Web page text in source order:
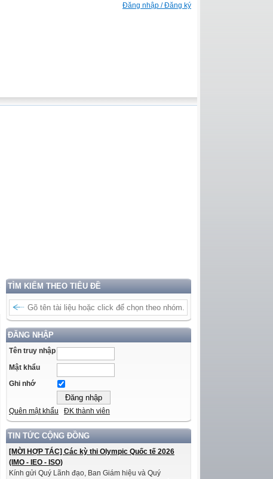
Đăng nhập / Đăng ký
TÌM KIẾM THEO TIÊU ĐỀ
ĐĂNG NHẬP
Tên truy nhập
Mật khẩu
Ghi nhớ
Quên mật khẩu ĐK thành viên
TIN TỨC CỘNG ĐỒNG
[MỜI HỢP TÁC] Các kỳ thi Olympic Quốc tế 2026
(IMO - IEO - ISO)
Kính gửi Quý Lãnh đạo, Ban Giám hiệu và Quý